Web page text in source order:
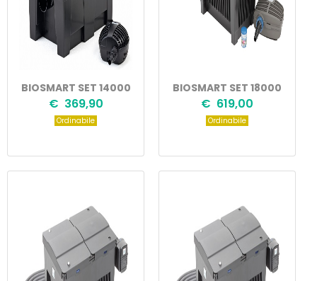
BIOSMART SET 14000
€ 369,90
Ordinabile
BIOSMART SET 18000
€ 619,00
Ordinabile